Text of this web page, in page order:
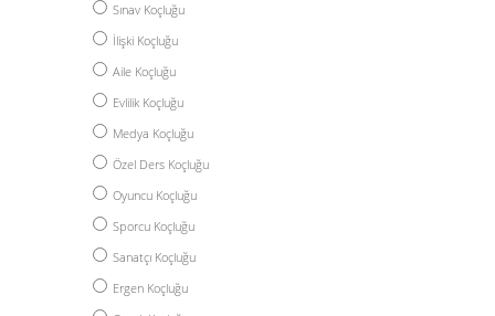
Sınav Koçluğu
İlişki Koçluğu
Aile Koçluğu
Evlilik Koçluğu
Medya Koçluğu
Özel Ders Koçluğu
Oyuncu Koçluğu
Sporcu Koçluğu
Sanatçı Koçluğu
Ergen Koçluğu